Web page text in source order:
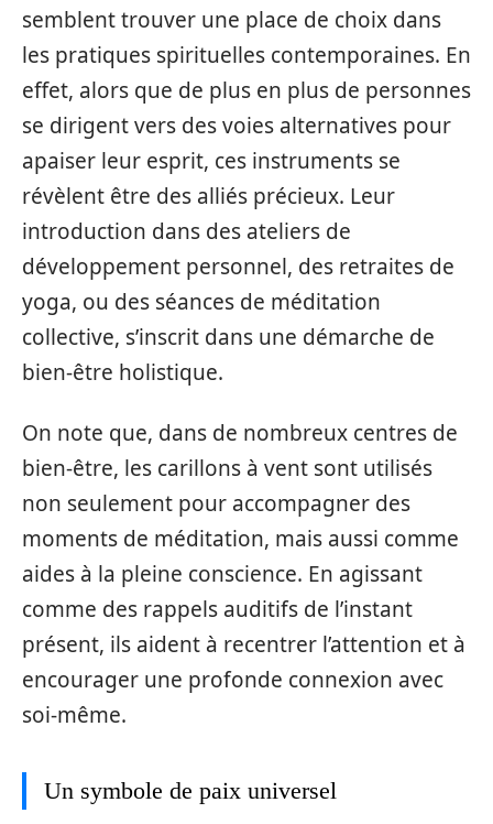
semblent trouver une place de choix dans
les pratiques spirituelles contemporaines. En
effet, alors que de plus en plus de personnes
se dirigent vers des voies alternatives pour
apaiser leur esprit, ces instruments se
révèlent être des alliés précieux. Leur
introduction dans des ateliers de
développement personnel, des retraites de
yoga, ou des séances de méditation
collective, s’inscrit dans une démarche de
bien-être holistique.
On note que, dans de nombreux centres de
bien-être, les carillons à vent sont utilisés
non seulement pour accompagner des
moments de méditation, mais aussi comme
aides à la pleine conscience. En agissant
comme des rappels auditifs de l’instant
présent, ils aident à recentrer l’attention et à
encourager une profonde connexion avec
soi-même.
Un symbole de paix universel